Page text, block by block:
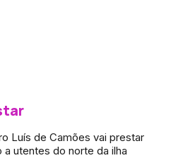
Luís de Camões vai prestar
a utentes do norte da ilha